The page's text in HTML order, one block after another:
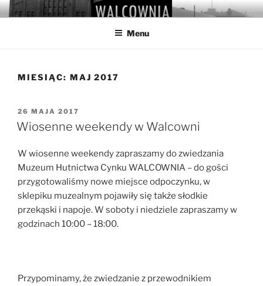
Przejdź
do
WALCOWNIA
Muzeum Hutnictwa Cynku
Menu
MIESIĄC: MAJ 2017
OPUBLIKOWANE
W
26 MAJA 2017
Wiosenne weekendy w Walcowni
W wiosenne weekendy zapraszamy do zwiedzania
Muzeum Hutnictwa Cynku WALCOWNIA – do gości
przygotowaliśmy nowe miejsce odpoczynku, w
sklepiku muzealnym pojawiły się także słodkie
przekąski i napoje. W soboty i niedziele zapraszamy w
godzinach 10:00 – 18:00.
Przypominamy, że zwiedzanie z przewodnikiem